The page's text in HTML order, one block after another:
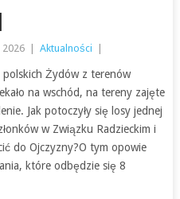
2026 Aktualności
Żydów z terenów
na wschód, na tereny zajęte
Jak potoczyły się losy jednej
w Związku Radzieckim i
do Ojczyzny?O tym opowie
które odbędzie się 8